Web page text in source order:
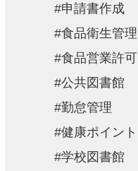
申請書作成
食品衛生管理
食品営業許可
公共図書館
勤怠管理
健康ポイント
学校図書館